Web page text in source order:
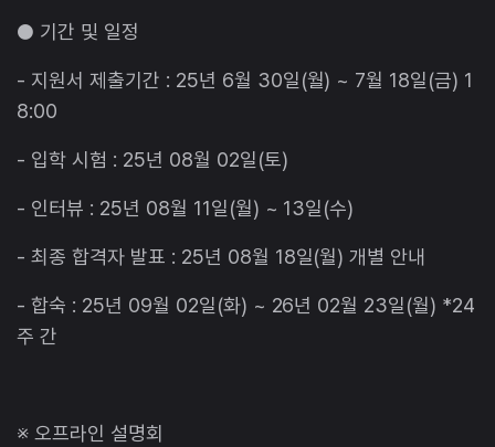
● 기간 및 일정
- 지원서 제출기간 : 25년 6월 30일(월) ~ 7월 18일(금) 1
8:00
- 입학 시험 : 25년 08월 02일(토)
- 인터뷰 : 25년 08월 11일(월) ~ 13일(수)
- 최종 합격자 발표 : 25년 08월 18일(월) 개별 안내
- 합숙 : 25년 09월 02일(화) ~ 26년 02월 23일(월) *24
주 간
※ 오프라인 설명회